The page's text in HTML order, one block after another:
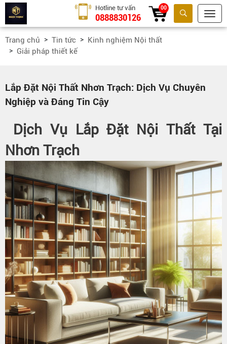
Tìm kiếm
Hotline tư vấn
0888830126
00
Trang chủ Tin tức
Kinh nghiệm Nội thất
Giải pháp thiết kế
Lắp Đặt Nội Thất Nhơn Trạch: Dịch Vụ Chuyên
Nghiệp và Đáng Tin Cậy
Dịch Vụ Lắp Đặt Nội Thất Tại
Nhơn Trạch